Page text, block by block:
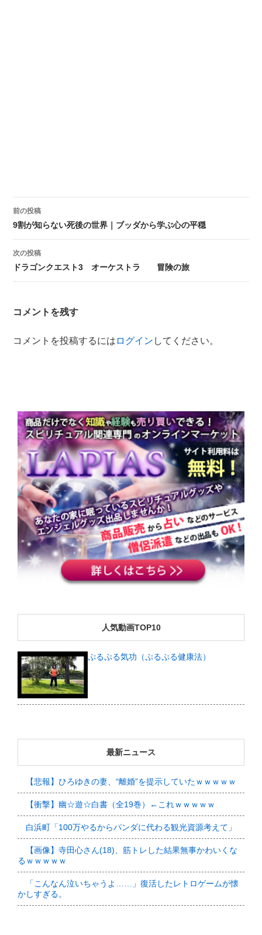
投稿ナビゲーション
前の投稿
9割が知らない死後の世界｜ブッダから学ぶ心の平穏
次の投稿
ドラゴンクエスト3 オーケストラ 冒険の旅
コメントを残す
コメントを投稿するには ログイン してください。
人気動画TOP10
ぷるぷる気功（ぷるぷる健康法）
最新ニュース
【悲報】ひろゆきの妻、“離婚”を提示していたｗｗｗｗｗ
【衝撃】幽☆遊☆白書（全19巻）←これｗｗｗｗｗ
白浜町「100万やるからパンダに代わる観光資源考えて」
【画像】寺田心さん(18)、筋トレした結果無事かわいくな
るｗｗｗｗｗ
「こんなん泣いちゃうよ……」復活したレトロゲームが懐
かしすぎる。